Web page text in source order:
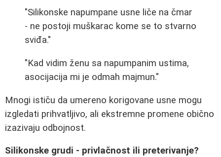
"Silikonske napumpane usne liče na čmar
- ne postoji muškarac kome se to stvarno
sviđa."
"Kad vidim ženu sa napumpanim ustima,
asocijacija mi je odmah majmun."
Mnogi ističu da umereno korigovane usne mogu
izgledati prihvatljivo, ali ekstremne promene obično
izazivaju odbojnost.
Silikonske grudi - privlačnost ili preterivanje?